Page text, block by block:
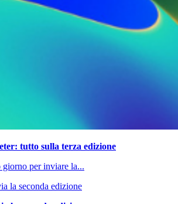
tutto sulla terza edizione
per inviare la...